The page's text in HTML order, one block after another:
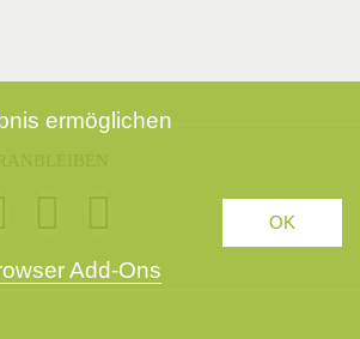
ermöglichen
Add-Ons
OK